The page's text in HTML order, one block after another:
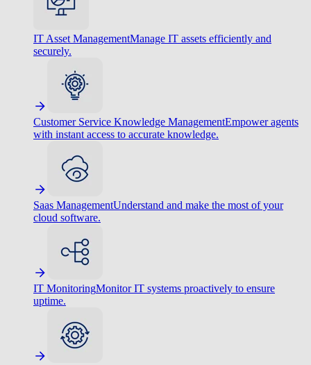
IT Asset ManagementManage IT assets efficiently and
securely.
Customer Service Knowledge ManagementEmpower agents
with instant access to accurate knowledge.
Saas ManagementUnderstand and make the most of your
cloud software.
IT MonitoringMonitor IT systems proactively to ensure
uptime.